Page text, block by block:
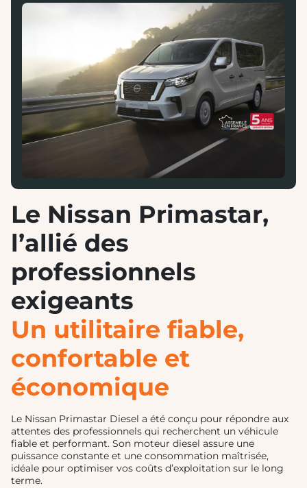
Le Nissan Primastar,
l’allié des
professionnels
exigeants
Un utilitaire fiable,
confortable et
économique
Le Nissan Primastar Diesel a été conçu pour répondre aux
attentes des professionnels qui recherchent un véhicule
fiable et performant. Son moteur diesel assure une
puissance constante et une consommation maîtrisée,
idéale pour optimiser vos coûts d’exploitation sur le long
terme.